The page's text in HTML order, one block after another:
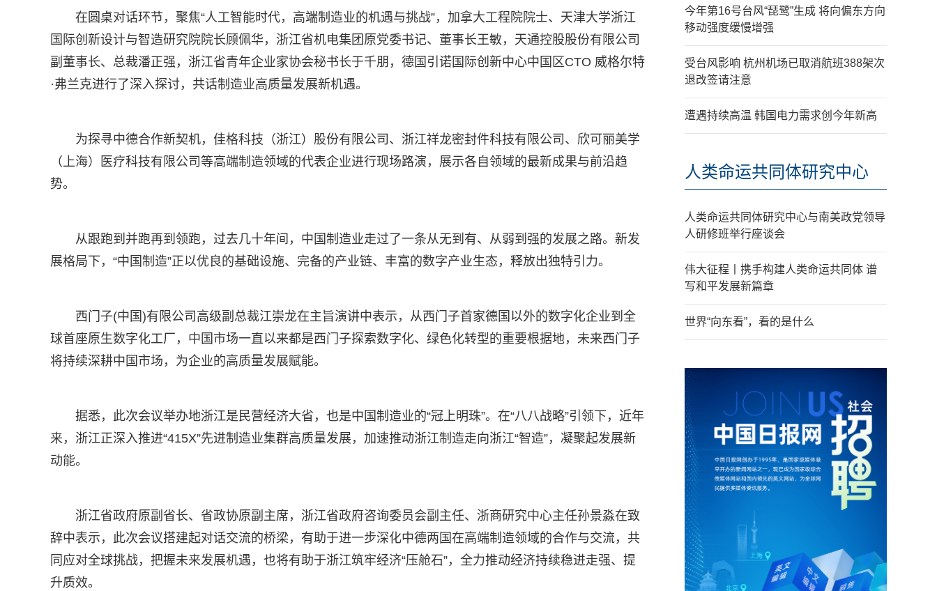
在圆桌对话环节，聚焦“人工智能时代，高端制造业的机遇与挑战”，加拿大工程院院士、天津大学浙江
国际创新设计与智造研究院院长顾佩华，浙江省机电集团原党委书记、董事长王敏，天通控股股份有限公司
副董事长、总裁潘正强，浙江省青年企业家协会秘书长于千朋，德国引诺国际创新中心中国区CTO 威格尔特
·弗兰克进行了深入探讨，共话制造业高质量发展新机遇。
为探寻中德合作新契机，佳格科技（浙江）股份有限公司、浙江祥龙密封件科技有限公司、欣可丽美学
（上海）医疗科技有限公司等高端制造领域的代表企业进行现场路演，展示各自领域的最新成果与前沿趋
势。
从跟跑到并跑再到领跑，过去几十年间，中国制造业走过了一条从无到有、从弱到强的发展之路。新发
展格局下，“中国制造”正以优良的基础设施、完备的产业链、丰富的数字产业生态，释放出独特引力。
西门子(中国)有限公司高级副总裁江崇龙在主旨演讲中表示，从西门子首家德国以外的数字化企业到全
球首座原生数字化工厂，中国市场一直以来都是西门子探索数字化、绿色化转型的重要根据地，未来西门子
将持续深耕中国市场，为企业的高质量发展赋能。
据悉，此次会议举办地浙江是民营经济大省，也是中国制造业的“冠上明珠”。在“八八战略”引领下，近年
来，浙江正深入推进“415X”先进制造业集群高质量发展，加速推动浙江制造走向浙江“智造”，凝聚起发展新
动能。
浙江省政府原副省长、省政协原副主席，浙江省政府咨询委员会副主任、浙商研究中心主任孙景淼在致
辞中表示，此次会议搭建起对话交流的桥梁，有助于进一步深化中德两国在高端制造领域的合作与交流，共
同应对全球挑战，把握未来发展机遇，也将有助于浙江筑牢经济“压舱石”，全力推动经济持续稳进走强、提
升质效。
今年第16号台风“琵鹭”生成 将向偏东方向
移动强度缓慢增强
受台风影响 杭州机场已取消航班388架次
退改签请注意
遭遇持续高温 韩国电力需求创今年新高
人类命运共同体研究中心
人类命运共同体研究中心与南美政党领导
人研修班举行座谈会
伟大征程丨携手构建人类命运共同体 谱
写和平发展新篇章
世界“向东看”，看的是什么